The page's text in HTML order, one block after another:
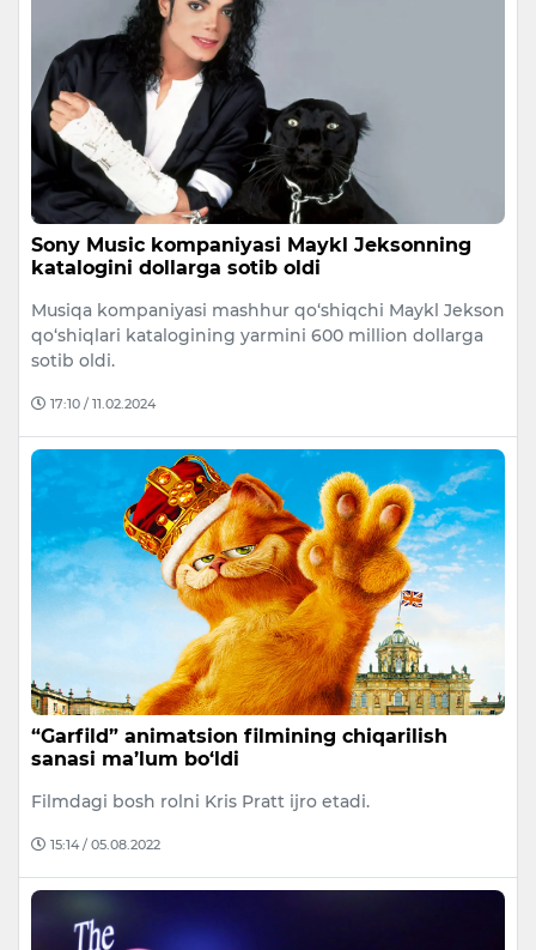
Sony Music kompaniyasi Maykl Jeksonning
katalogini dollarga sotib oldi
Musiqa kompaniyasi mashhur qo‘shiqchi Maykl Jekson
qo‘shiqlari katalogining yarmini 600 million dollarga
sotib oldi.
17:10 / 11.02.2024
“Garfild” animatsion filmining chiqarilish
sanasi ma’lum bo‘ldi
Filmdagi bosh rolni Kris Pratt ijro etadi.
15:14 / 05.08.2022